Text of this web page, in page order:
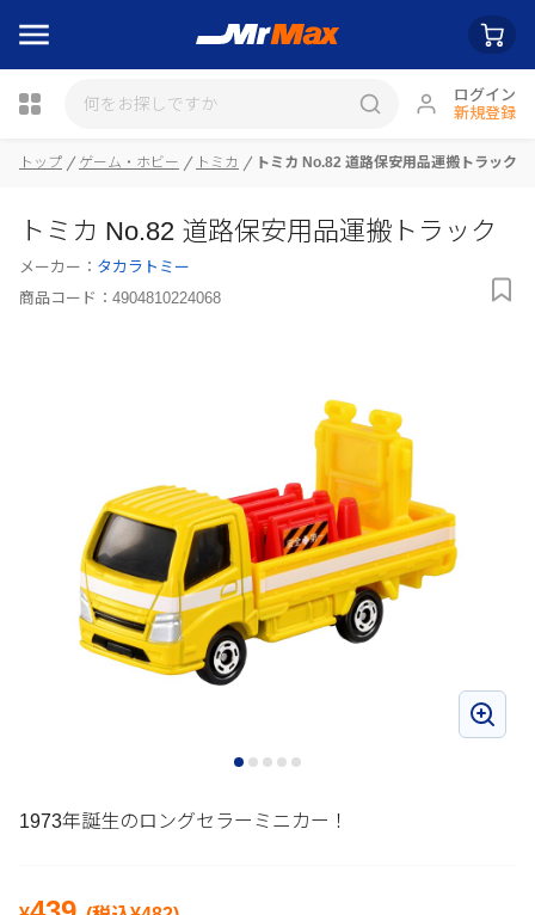
ログイン
新規登録
トップ ゲーム・ホビー トミカ トミカ No.82 道路保安用品運搬トラック
トミカ No.82 道路保安用品運搬トラック
メーカー： タカラトミー
商品コード： 4904810224068
1973年誕生のロングセラーミニカー！